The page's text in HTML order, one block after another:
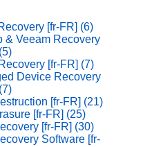
[fr-FR] (6)
& Veeam Recovery
(5)
[fr-FR] (7)
Device Recovery
(7)
[fr-FR] (21)
[fr-FR] (25)
[fr-FR] (30)
Software [fr-